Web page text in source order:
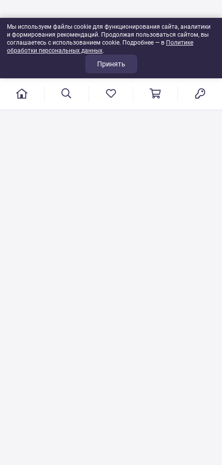
Мы используем файлы cookie для функционирования сайта, аналитики
и формирования рекомендаций. Продолжая пользоваться сайтом, вы
соглашаетесь с использованием cookie. Подробнее — в Политике
обработки персональных данных.
Принять